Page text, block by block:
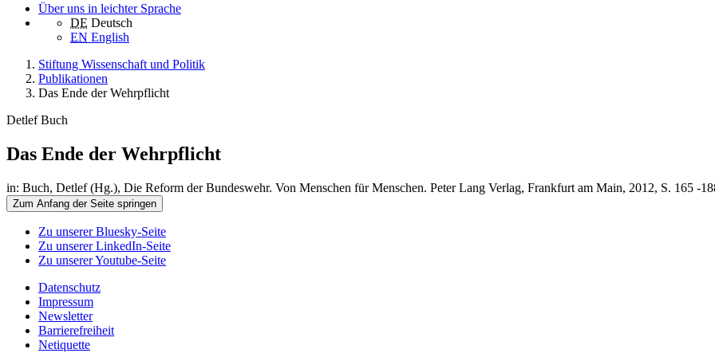
Über uns in leichter Sprache
DE Deutsch
EN English
Stiftung Wissenschaft und Politik
Publikationen
Das Ende der Wehrpflicht
Detlef Buch
Das Ende der Wehrpflicht
in: Buch, Detlef (Hg.), Die Reform der Bundeswehr. Von Menschen für Menschen. Peter Lang Verlag, Frankfurt am Main, 2012, S. 165 -
Zum Anfang der Seite springen
Zu unserer Bluesky-Seite
Zu unserer LinkedIn-Seite
Zu unserer Youtube-Seite
Datenschutz
Impressum
Newsletter
Barrierefreiheit
Netiquette